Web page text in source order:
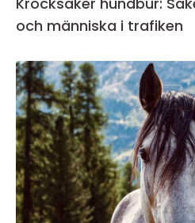
och människa i trafiken